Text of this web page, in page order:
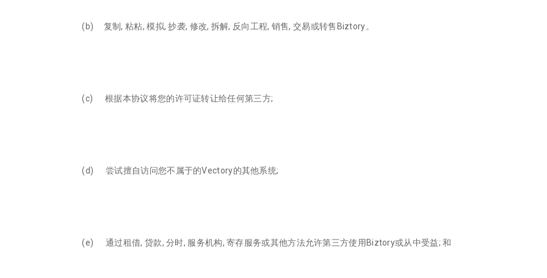
(b) 复制, 粘粘, 模拟, 抄袭, 修改, 拆解, 反向工程, 销售, 交易或转售Biztory。
(c) 根据本协议将您的许可证转让给任何第三方;
(d) 尝试擅自访问您不属于的Vectory的其他系统;
(e) 通过租借, 贷款, 分时, 服务机构, 寄存服务或其他方法允许第三方使用Biztory或从中受益; 和